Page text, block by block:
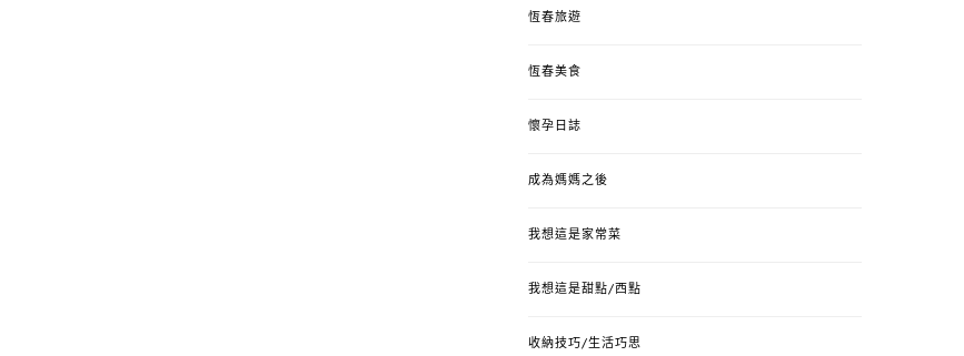
恆春旅遊
恆春美食
懷孕日誌
成為媽媽之後
我想這是家常菜
我想這是甜點/西點
收納技巧/生活巧思